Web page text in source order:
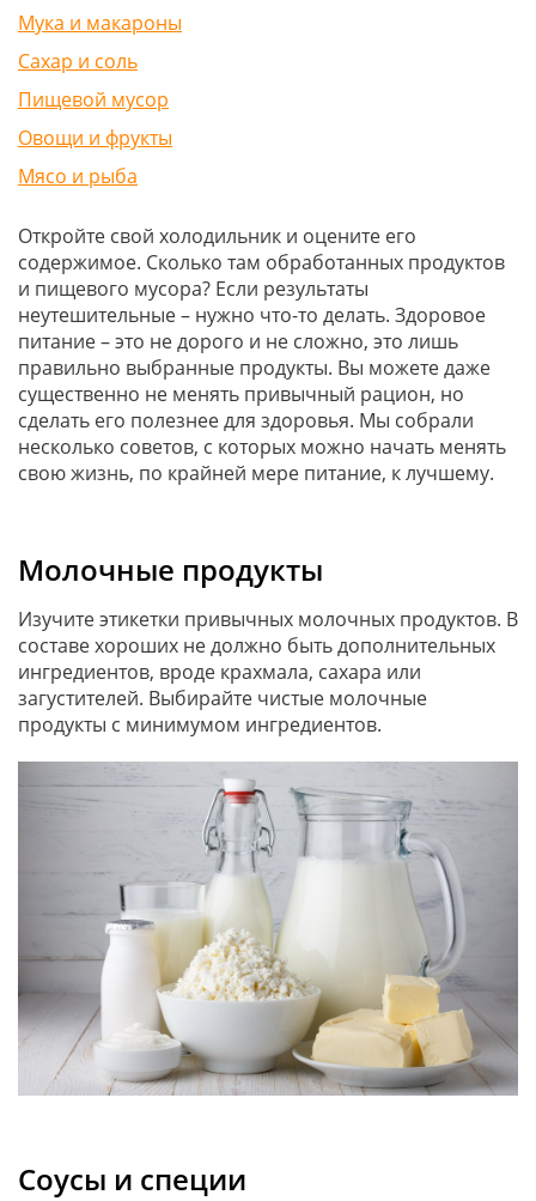
Мука и макароны
Сахар и соль
Пищевой мусор
Овощи и фрукты
Мясо и рыба
Откройте свой холодильник и оцените его
содержимое. Сколько там обработанных продуктов
и пищевого мусора? Если результаты
неутешительные – нужно что-то делать. Здоровое
питание – это не дорого и не сложно, это лишь
правильно выбранные продукты. Вы можете даже
существенно не менять привычный рацион, но
сделать его полезнее для здоровья. Мы собрали
несколько советов, с которых можно начать менять
свою жизнь, по крайней мере питание, к лучшему.
Молочные продукты
Изучите этикетки привычных молочных продуктов. В
составе хороших не должно быть дополнительных
ингредиентов, вроде крахмала, сахара или
загустителей. Выбирайте чистые молочные
продукты с минимумом ингредиентов.
Соусы и специи